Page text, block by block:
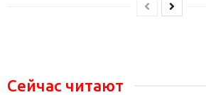
Сейчас читают